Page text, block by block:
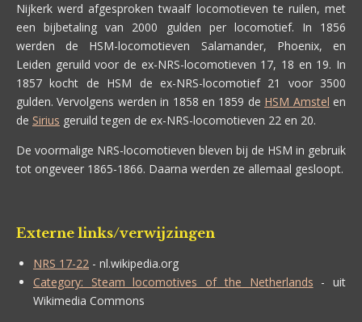
Nijkerk werd afgesproken twaalf locomotieven te ruilen, met
een bijbetaling van 2000 gulden per locomotief. In 1856
werden de HSM-locomotieven Salamander, Phoenix, en
Leiden geruild voor de ex-NRS-locomotieven 17, 18 en 19. In
1857 kocht de HSM de ex-NRS-locomotief 21 voor 3500
gulden. Vervolgens werden in 1858 en 1859 de HSM Amstel en
de Sirius geruild tegen de ex-NRS-locomotieven 22 en 20.
De voormalige NRS-locomotieven bleven bij de HSM in gebruik
tot ongeveer 1865-1866. Daarna werden ze allemaal gesloopt.
Externe links/verwijzingen
NRS 17-22 - nl.wikipedia.org
Category: Steam locomotives of the Netherlands - uit
Wikimedia Commons